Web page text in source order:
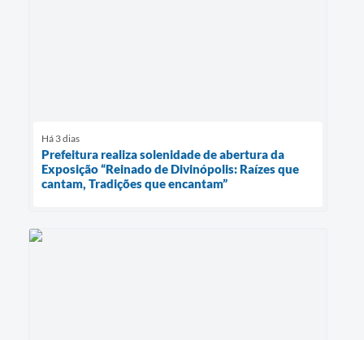
Há 3 dias
Prefeitura realiza solenidade de abertura da
Exposição “Reinado de Divinópolis: Raízes que
cantam, Tradições que encantam”